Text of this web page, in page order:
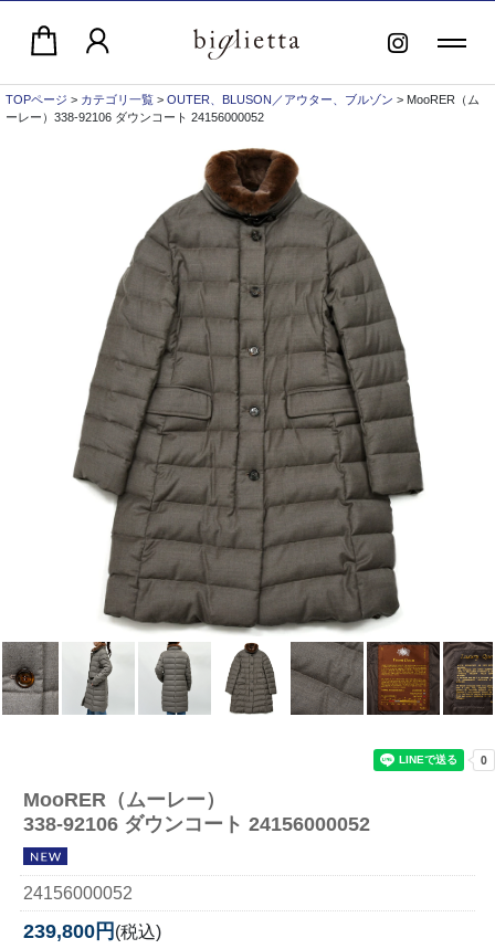
TOPページ > カテゴリ一覧 > OUTER、BLUSON／アウター、ブルゾン > MooRER（ム
ーレー）338-92106 ダウンコート 24156000052
MooRER（ムーレー）
338-92106 ダウンコート 24156000052
24156000052
239,800円 (税込)